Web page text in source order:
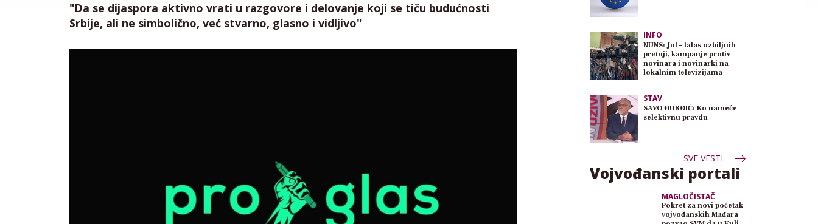
"Da se dijaspora aktivno vrati u razgovore i delovanje koji se tiču budućnosti
Srbije, ali ne simbolično, već stvarno, glasno i vidljivo"
INFO
NUNS: Jul – talas ozbiljnih
pretnji, kampanje protiv
novinara i novinarki na
lokalnim televizijama
STAV
SAVO ĐURĐIĆ: Ko nameće
selektivnu pravdu
SVE VESTI
Vojvođanski portali
MAGLOČISTAČ
Pokret za novi početak
vojvođanskih Mađara